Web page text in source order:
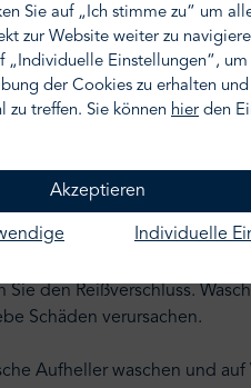
und sehr langlebig.
den Reißverschluss.
Schäden verursachen.
Aufheller waschen und
Sie auf „Ich stimme zu“ um
zur Website weiter zu
„Individuelle Einstellungen“, um
der Cookies zu erhalten
zu treffen. Sie können hier den
Akzeptieren
Individuelle